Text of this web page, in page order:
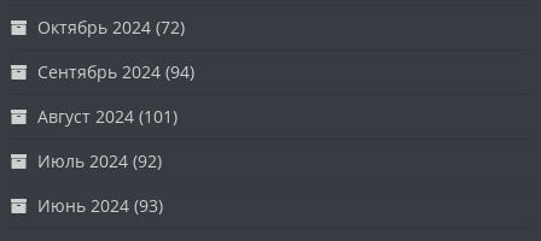
Октябрь 2024 (72)
Сентябрь 2024 (94)
Август 2024 (101)
Июль 2024 (92)
Июнь 2024 (93)